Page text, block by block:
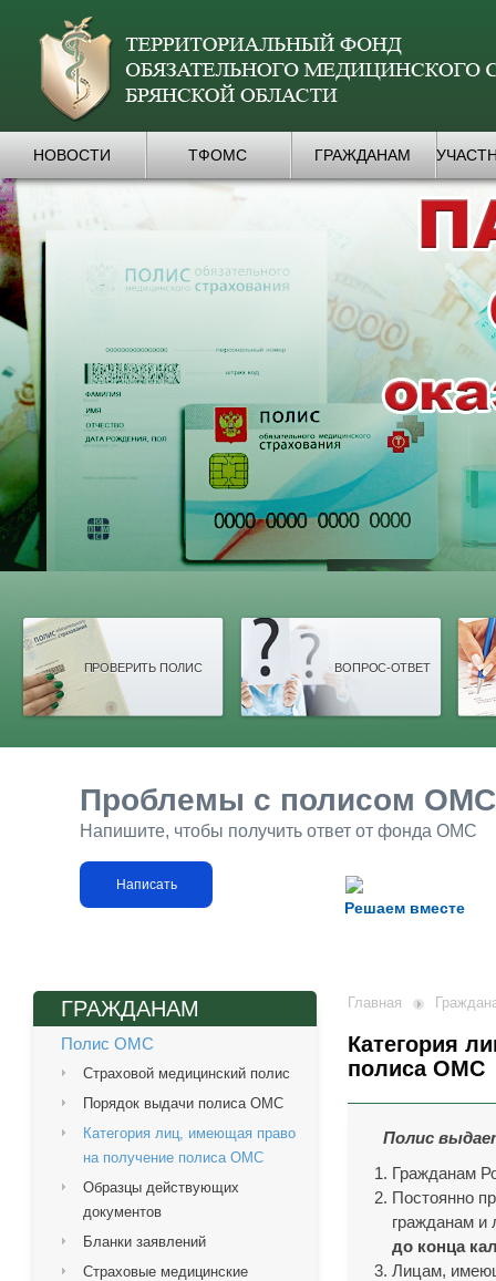
НОВОСТИ ТФОМС ГРАЖДАНАМ
ПРОВЕРИТЬ ПОЛИС ВОПРОС-ОТВЕТ
Решаем вместе
Проблемы с полисом
Напишите, чтобы получить ответ от фонда ОМС
Написать
ГРАЖДАНАМ
Полис ОМС
Страховой медицинский полис
Порядок выдачи полиса ОМС
Категория лиц, имеющая право
на получение полиса ОМС
Образцы действующих
документов
Бланки заявлений
Страховые медицинские
Главная
Категория
полиса ОМС
Полис
Гражданам
Постоянно
гражданам и
до конца
Лицам,